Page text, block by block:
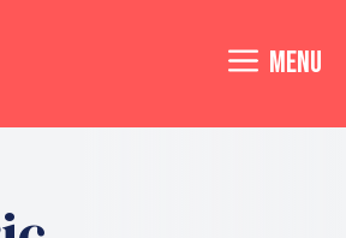
MENU